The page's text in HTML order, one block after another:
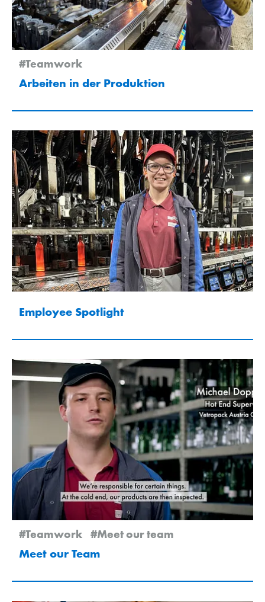
#Teamwork
Arbeiten in der Produktion
Employee Spotlight
#Teamwork #Meet our team
Meet our Team